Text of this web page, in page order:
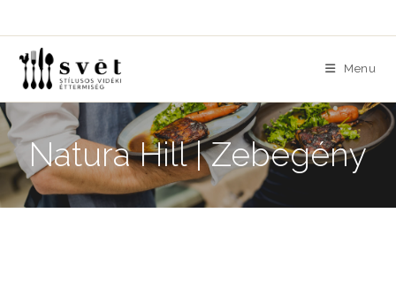
content
Menu
Natura Hill | Zebegény